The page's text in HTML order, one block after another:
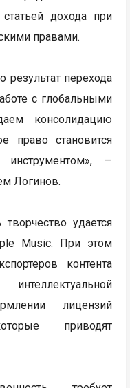
дохода при
правами.
результат перехода
с глобальными
консолидацию
право становится
—
Логинов.
удается
Music. При этом
контента
лицензий
приводят